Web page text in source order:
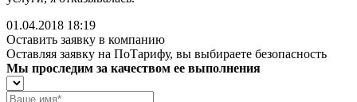
01.04.2018 18:19
Оставить заявку в компанию
Оставляя заявку на ПоТарифу, вы выбираете безопасность
Мы проследим за качеством ее выполнения